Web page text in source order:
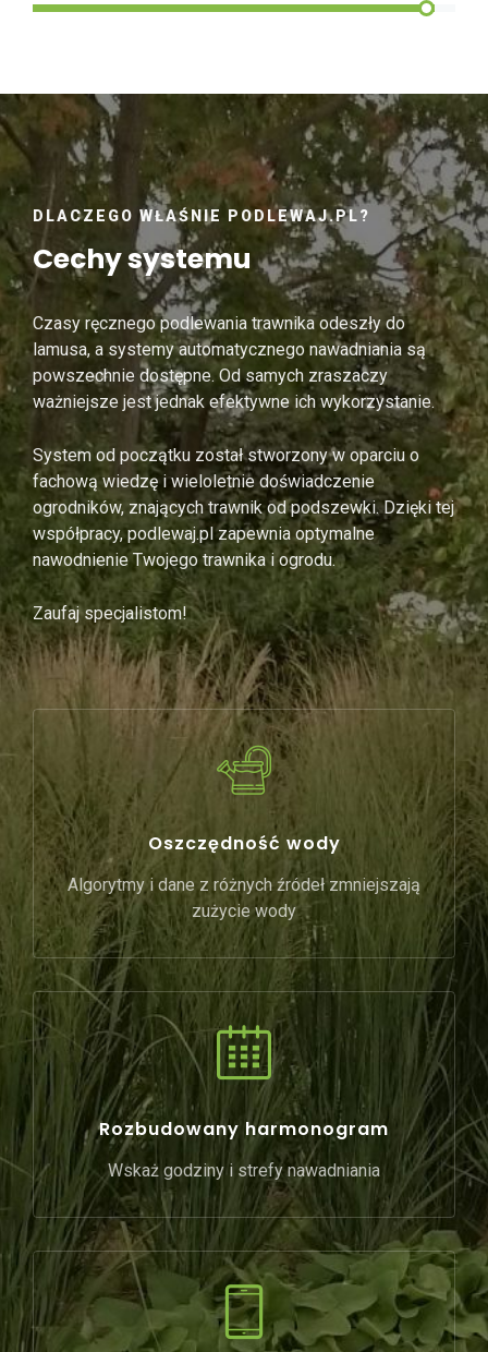
DLACZEGO WŁAŚNIE PODLEWAJ.PL?
Cechy systemu
Czasy ręcznego podlewania trawnika odeszły do
lamusa, a systemy automatycznego nawadniania są
powszechnie dostępne. Od samych zraszaczy
ważniejsze jest jednak efektywne ich wykorzystanie.
System od początku został stworzony w oparciu o
fachową wiedzę i wieloletnie doświadczenie
ogrodników, znających trawnik od podszewki. Dzięki tej
współpracy, podlewaj.pl zapewnia optymalne
nawodnienie Twojego trawnika i ogrodu.
Zaufaj specjalistom!
Oszczędność wody
Algorytmy i dane z różnych źródeł zmniejszają
zużycie wody
Rozbudowany harmonogram
Wskaż godziny i strefy nawadniania